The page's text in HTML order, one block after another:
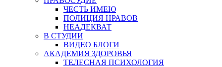
ЧЕСТЬ ИМЕЮ
ПОЛИЦИЯ НРАВОВ
НЕАДЕКВАТ
В СТУДИИ
ВИДЕО БЛОГИ
АКАДЕМИЯ ЗДОРОВЬЯ
ТЕЛЕСНАЯ ПСИХОЛОГИЯ